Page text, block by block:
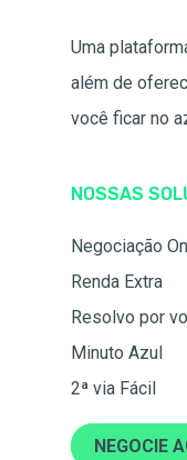
Uma
além de
você ficar no
NOSSAS
Negociação
Renda Extra
Resolvo por
Minuto Azul
2ª via Fácil
NEGOCIE